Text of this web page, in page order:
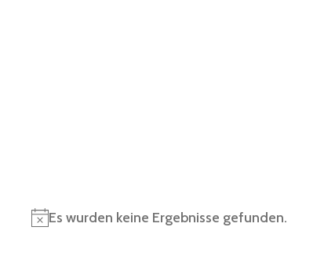
Notice
Es wurden keine Ergebnisse gefunden.